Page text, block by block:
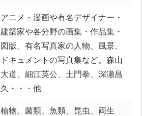
アニメ・漫画や有名デザイナー・
建築家や各分野の画集・作品集・
図版。有名写真家の人物、風景、
ドキュメントの写真集など。森山
大道、細江英公、土門拳、深瀬昌
久・・・他
植物、菌類、魚類、昆虫、両生